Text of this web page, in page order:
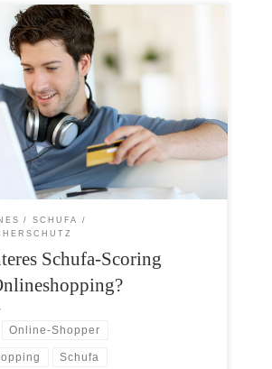
ist bequem, spart Zeit, bietet eine
an Produkten und die besten
auch online zu finden. Online-
aber auch mit einem Risiko, dass den
nicht bekannt sein dürfte. Die
bei Auskunfteien wie der Schufa kann
Einkäufen im […]
SCHUFA
Schufa-Scoring
Online-Shopper
Schufa